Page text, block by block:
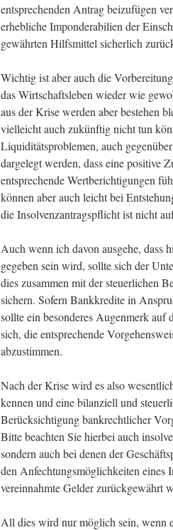
entsprechenden Antrag beizufügen
erhebliche Imponderabilien der
gewährten Hilfsmittel sicherlich
Wichtig ist aber auch die
das Wirtschaftsleben wieder wie
aus der Krise werden aber bestehen
vielleicht auch zukünftig nicht tun
Liquiditätsproblemen, auch
dargelegt werden, dass eine positive
entsprechende Wertberichtigungen
können aber auch leicht bei
die Insolvenzantragspflicht ist nicht
Auch wenn ich davon ausgehe, dass
gegeben sein wird, sollte sich der
dies zusammen mit der steuerlichen
sichern. Sofern Bankkredite in
sollte ein besonderes Augenmerk
sich, die entsprechende
abzustimmen.
Nach der Krise wird es also
kennen und eine bilanziell und
Berücksichtigung bankrechtlicher
Bitte beachten Sie hierbei auch
sondern auch bei denen der
den Anfechtungsmöglichkeiten eines
vereinnahmte Gelder zurückgewährt
All dies wird nur möglich sein, wenn